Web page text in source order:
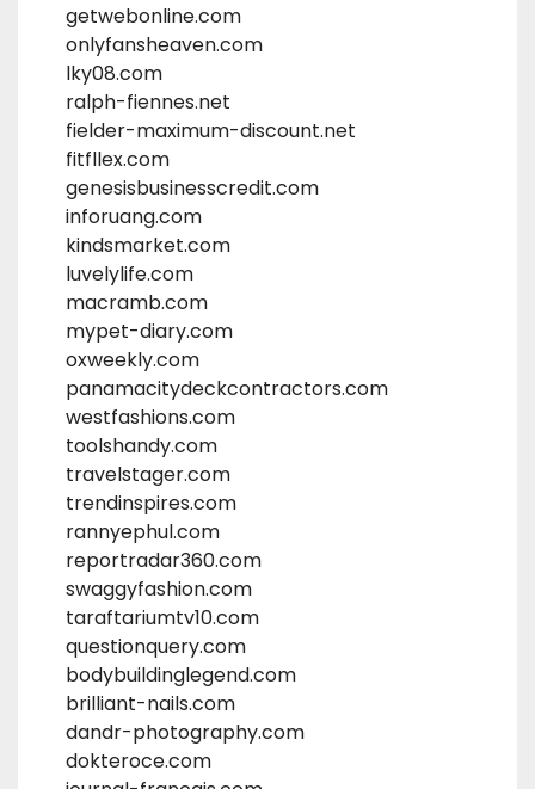
getwebonline.com
onlyfansheaven.com
lky08.com
ralph-fiennes.net
fielder-maximum-discount.net
fitfllex.com
genesisbusinesscredit.com
inforuang.com
kindsmarket.com
luvelylife.com
macramb.com
mypet-diary.com
oxweekly.com
panamacitydeckcontractors.com
westfashions.com
toolshandy.com
travelstager.com
trendinspires.com
rannyephul.com
reportradar360.com
swaggyfashion.com
taraftariumtv10.com
questionquery.com
bodybuildinglegend.com
brilliant-nails.com
dandr-photography.com
dokteroce.com